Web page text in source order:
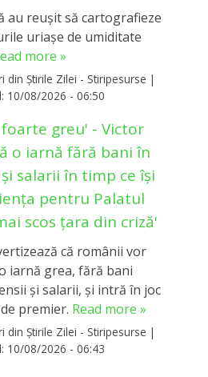
au reușit să cartografieze
uriașe de umiditate
more »
din Știrile Zilei - Stiripesurse |
10/08/2026 - 06:50
greu' - Victor
o iarnă fără bani în
salarii în timp ce își
pentru Palatul
scos țara din criză'
că românii vor
iarnă grea, fără bani
și salarii, și intră în joc
premier. Read more »
din Știrile Zilei - Stiripesurse |
10/08/2026 - 06:43